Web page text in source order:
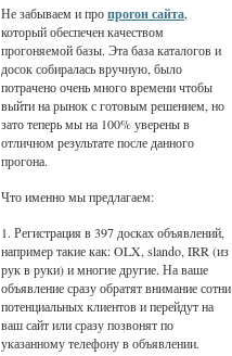
Не забываем и пропрогон сайта,
который обеспечен качеством
прогоняемой базы. Эта база каталогов и
досок собиралась вручную, было
потрачено очень много времени чтобы
выйти на рынок с готовым решением, но
зато теперь мы на 100% уверены в
отличном результате после данного
прогона.
Что именно мы предлагаем:
1. Регистрация в 397 досках объявлений,
например такие как: OLX, slando, IRR (из
рук в руки) и многие другие. На ваше
объявление сразу обратят внимание сотни
потенциальных клиентов и перейдут на
ваш сайт или сразу позвонят по
указанному телефону в объявлении.